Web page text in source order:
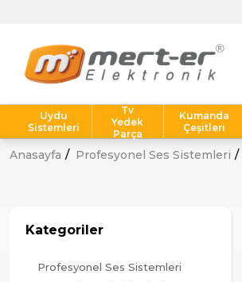
Uydu
Sistemleri
Tv
Yedek
Parça
Kumanda
Çeşitleri
Anasayfa Profesyonel Ses Sistemleri
Kategoriler
Profesyonel Ses Sistemleri